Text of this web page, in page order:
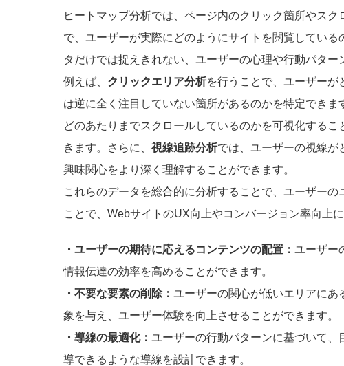
ヒートマップ分析では、ページ内のクリック箇所やス
で、ユーザーが実際にどのようにサイトを閲覧してい
タだけでは捉えきれない、ユーザーの心理や行動パター
例えば、 クリックエリア分析を行うことで、ユーザーが
は逆に全く注目していない箇所があるのかを特定できま
どのあたりまでスクロールしているのかを可視化する
きます。さらに、 視線追跡分析では、ユーザーの視線が
興味関心をより深く理解することができます。
これらのデータを総合的に分析することで、ユーザー
ことで、WebサイトのUX向上やコンバージョン率向上
・ユーザーの期待に応えるコンテンツの配置： ユーザー
情報伝達の効率を高めることができます。
・不要な要素の削除： ユーザーの関心が低いエリアに
象を与え、ユーザー体験を向上させることができます。
・導線の最適化： ユーザーの行動パターンに基づいて
導できるような導線を設計できます。